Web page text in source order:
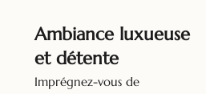
Ambiance luxueuse
et détente
Imprégnez-vous de